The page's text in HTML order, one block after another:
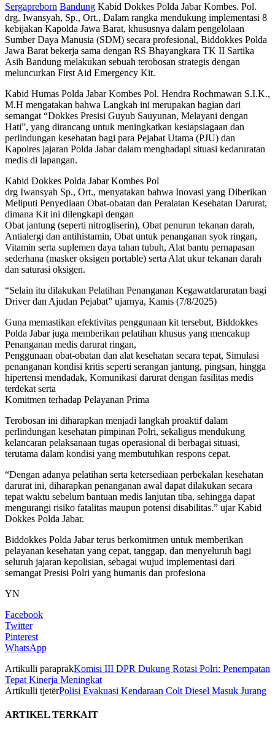
Sergapreborn Bandung Kabid Dokkes Polda Jabar Kombes. Pol.
drg. Iwansyah, Sp., Ort., Dalam rangka mendukung implementasi 8
kebijakan Kapolda Jawa Barat, khususnya dalam pengelolaan
Sumber Daya Manusia (SDM) secara profesional, Biddokkes Polda
Jawa Barat bekerja sama dengan RS Bhayangkara TK II Sartika
Asih Bandung melakukan sebuah terobosan strategis dengan
meluncurkan First Aid Emergency Kit.
Kabid Humas Polda Jabar Kombes Pol. Hendra Rochmawan S.I.K.,
M.H mengatakan bahwa Langkah ini merupakan bagian dari
semangat “Dokkes Presisi Guyub Sauyunan, Melayani dengan
Hati”, yang dirancang untuk meningkatkan kesiapsiagaan dan
perlindungan kesehatan bagi para Pejabat Utama (PJU) dan
Kapolres jajaran Polda Jabar dalam menghadapi situasi kedaruratan
medis di lapangan.
Kabid Dokkes Polda Jabar Kombes Pol
drg Iwansyah Sp., Ort., menyatakan bahwa Inovasi yang Diberikan
Meliputi Penyediaan Obat-obatan dan Peralatan Kesehatan Darurat,
dimana Kit ini dilengkapi dengan
Obat jantung (seperti nitrogliserin), Obat penurun tekanan darah,
Antialergi dan antihistamin, Obat untuk penanganan syok ringan,
Vitamin serta suplemen daya tahan tubuh, Alat bantu pernapasan
sederhana (masker oksigen portable) serta Alat ukur tekanan darah
dan saturasi oksigen.
“Selain itu dilakukan Pelatihan Penanganan Kegawatdaruratan bagi
Driver dan Ajudan Pejabat” ujarnya, Kamis (7/8/2025)
Guna memastikan efektivitas penggunaan kit tersebut, Biddokkes
Polda Jabar juga memberikan pelatihan khusus yang mencakup
Penanganan medis darurat ringan,
Penggunaan obat-obatan dan alat kesehatan secara tepat, Simulasi
penanganan kondisi kritis seperti serangan jantung, pingsan, hingga
hipertensi mendadak, Komunikasi darurat dengan fasilitas medis
terdekat serta
Komitmen terhadap Pelayanan Prima
Terobosan ini diharapkan menjadi langkah proaktif dalam
perlindungan kesehatan pimpinan Polri, sekaligus mendukung
kelancaran pelaksanaan tugas operasional di berbagai situasi,
terutama dalam kondisi yang membutuhkan respons cepat.
“Dengan adanya pelatihan serta ketersediaan perbekalan kesehatan
darurat ini, diharapkan penanganan awal dapat dilakukan secara
tepat waktu sebelum bantuan medis lanjutan tiba, sehingga dapat
mengurangi risiko fatalitas maupun potensi disabilitas.” ujar Kabid
Dokkes Polda Jabar.
Biddokkes Polda Jabar terus berkomitmen untuk memberikan
pelayanan kesehatan yang cepat, tanggap, dan menyeluruh bagi
seluruh jajaran kepolisian, sebagai wujud implementasi dari
semangat Presisi Polri yang humanis dan profesiona
YN
Facebook
Twitter
Pinterest
WhatsApp
Artikulli paraprakKomisi III DPR Dukung Rotasi Polri: Penempatan
Tepat Kinerja Meningkat
Artikulli tjetërPolisi Evakuasi Kendaraan Colt Diesel Masuk Jurang
ARTIKEL TERKAIT